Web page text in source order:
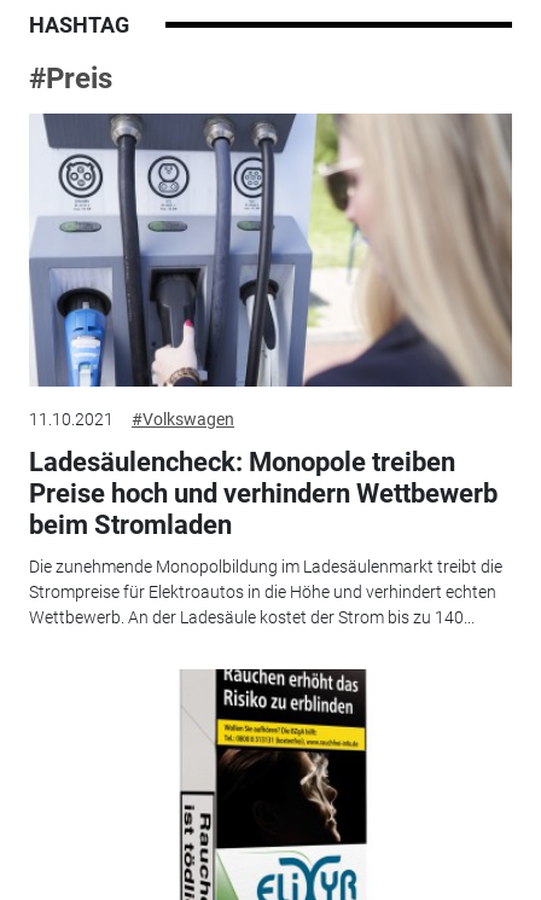
HASHTAG
#Preis
11.10.2021 #Volkswagen
Ladesäulencheck: Monopole treiben
Preise hoch und verhindern Wettbewerb
beim Stromladen
Die zunehmende Monopolbildung im Ladesäulenmarkt treibt die
Strompreise für Elektroautos in die Höhe und verhindert echten
Wettbewerb. An der Ladesäule kostet der Strom bis zu 140...